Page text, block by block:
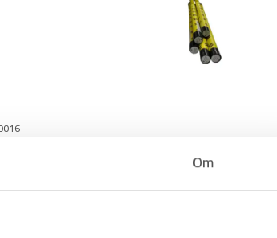
Om
5,0 KG/kart